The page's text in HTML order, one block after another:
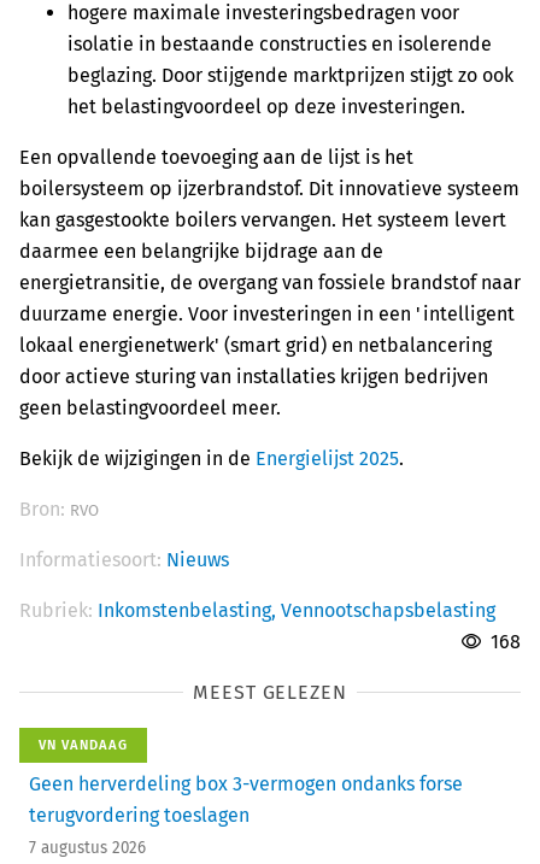
hogere maximale investeringsbedragen voor
isolatie in bestaande constructies en isolerende
beglazing. Door stijgende marktprijzen stijgt zo ook
het belastingvoordeel op deze investeringen.
Een opvallende toevoeging aan de lijst is het
boilersysteem op ijzerbrandstof. Dit innovatieve systeem
kan gasgestookte boilers vervangen. Het systeem levert
daarmee een belangrijke bijdrage aan de
energietransitie, de overgang van fossiele brandstof naar
duurzame energie. Voor investeringen in een 'intelligent
lokaal energienetwerk' (smart grid) en netbalancering
door actieve sturing van installaties krijgen bedrijven
geen belastingvoordeel meer.
Bekijk de wijzigingen in de Energielijst 2025.
Bron: RVO
Informatiesoort: Nieuws
Rubriek: Inkomstenbelasting, Vennootschapsbelasting
168
MEEST GELEZEN
VN VANDAAG
Geen herverdeling box 3-vermogen ondanks forse
terugvordering toeslagen
7 augustus 2026